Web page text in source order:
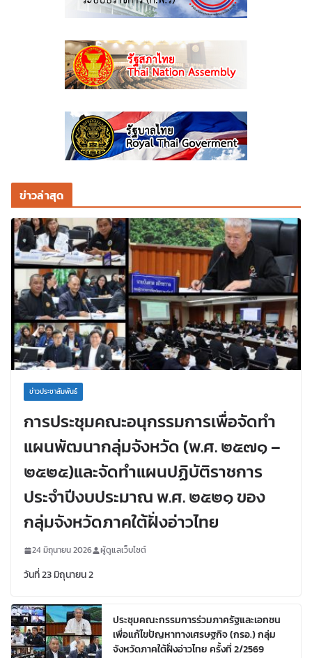
ข่าวล่าสุด
ข่าวประชาสัมพันธ์
การประชุมคณะอนุกรรมการเพื่อจัดทำ
แผนพัฒนากลุ่มจังหวัด (พ.ศ. ๒๕๗๑ –
๒๕๒๕)และจัดทำแผนปฏิบัติราชการ
ประจำปีงบประมาณ พ.ศ. ๒๕๒๑ ของ
กลุ่มจังหวัดภาคใต้ฝั่งอ่าวไทย
24 มิถุนายน 2026 ผู้ดูแลเว็บไซต์
วันที่ 23 มิถุนายน 2
ประชุมคณะกรรมการร่วมภาครัฐและเอกชน
เพื่อแก้ไขปัญหาทางเศรษฐกิจ (กรอ.) กลุ่ม
จังหวัดภาคใต้ฝั่งอ่าวไทย ครั้งที่ 2/2569